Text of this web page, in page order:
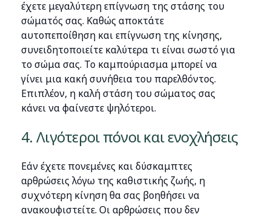
έχετε μεγαλύτερη επίγνωση της στάσης του
σώματός σας. Καθώς αποκτάτε
αυτοπεποίθηση και επίγνωση της κίνησης,
συνειδητοποιείτε καλύτερα τι είναι σωστό για
το σώμα σας. Το καμπούριασμα μπορεί να
γίνει μια κακή συνήθεια του παρελθόντος.
Επιπλέον, η καλή στάση του σώματος σας
κάνει να φαίνεστε ψηλότεροι.
4. Λιγότεροι πόνοι και ενοχλήσεις
Εάν έχετε πονεμένες και δύσκαμπτες
αρθρώσεις λόγω της καθιστικής ζωής, η
συχνότερη κίνηση θα σας βοηθήσει να
ανακουφιστείτε. Οι αρθρώσεις που δεν